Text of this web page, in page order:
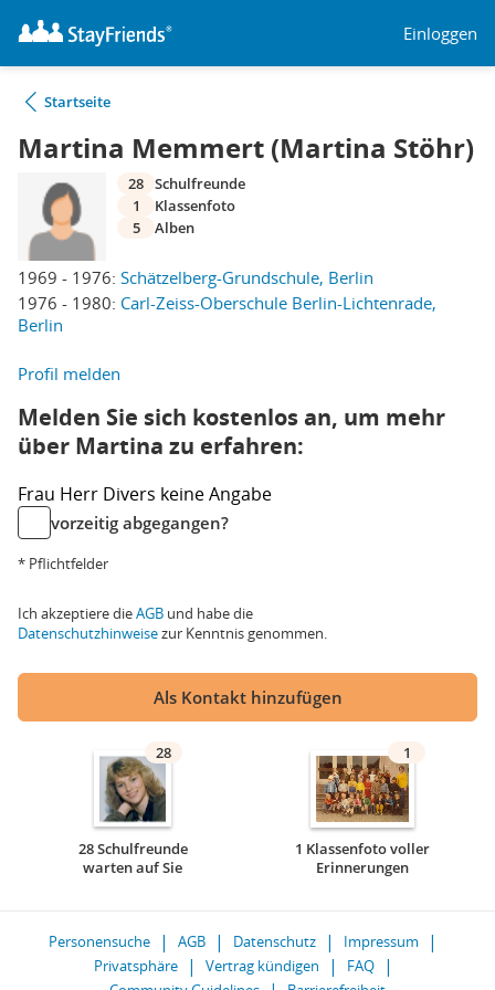
Einloggen
Startseite
Martina Memmert (Martina Stöhr)
1969 - 1976: Schätzelberg-Grundschule, Berlin
1976 - 1980: Carl-Zeiss-Oberschule Berlin-Lichtenrade,
Berlin
28 Schulfreunde
1
Klassenfoto
5
Alben
Profil melden
Melden Sie sich kostenlos an, um mehr
über Martina zu erfahren:
Frau Herr Divers keine Angabe
vorzeitig abgegangen?
* Pflichtfelder
Ich akzeptiere dieAGB und habe die
Datenschutzhinweisezur Kenntnis genommen.
Als Kontakt hinzufügen
28
28 Schulfreunde
warten auf Sie
1
1 Klassenfoto voller
Erinnerungen
Personensuche AGB Datenschutz
Impressum
Privatsphäre
Vertrag kündigen
FAQ